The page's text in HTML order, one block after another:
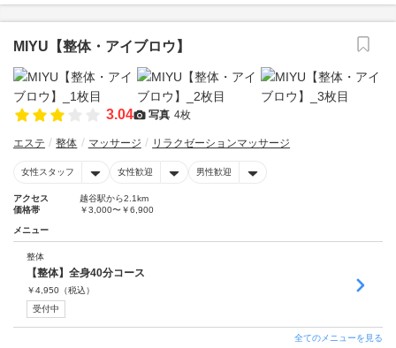
MIYU【整体・アイブロウ】
3.04 写真 4枚
エステ 整体 マッサージ リラクゼーションマッサージ
女性スタッフ 女性歓迎 男性歓迎
アクセス
越谷駅から2.1km
価格帯
￥3,000〜￥6,900
メニュー
整体
【整体】全身40分コース
￥4,950 （税込）
受付中
全てのメニューを見る